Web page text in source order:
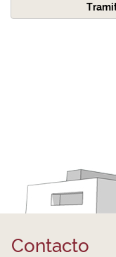
Contacto